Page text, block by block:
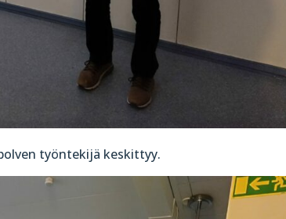
työntekijä keskittyy.